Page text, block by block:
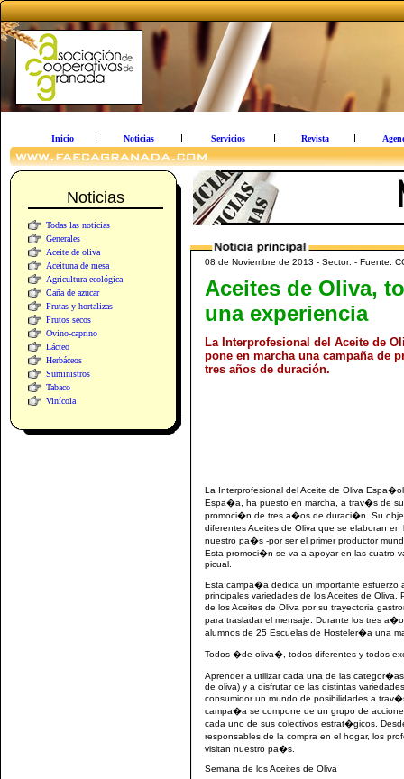
Inicio Noticias Servicios Revista
Noticias
Todas las noticias
Generales
Aceite de oliva
Aceituna de mesa
Agricultura ecológica
Caña de azúcar
Frutas y hortalizas
Frutos secos
Ovino-caprino
Lácteo
Herbáceos
Suministros
Tabaco
Vinícola
08 de Noviembre de 2013 - Sector: - Fuente:
Aceites de Oliva,
una experiencia
La Interprofesional del Aceite de
pone en marcha una campaña de
tres años de duración.
La Interprofesional del Aceite de Oliva
Espa�a, ha puesto en marcha, a trav�s de
promoci�n de tres a�os de duraci�n. Su
diferentes Aceites de Oliva que se elaboran
nuestro pa�s -por ser el primer productor
Esta promoci�n se va a apoyar en las cuatro
picual.
Esta campa�a dedica un importante esfuerzo
principales variedades de los Aceites de
de los Aceites de Oliva por su trayectoria
para trasladar el mensaje. Durante los tres
alumnos de 25 Escuelas de Hosteler�a una
Todos �de oliva�, todos diferentes y todos
Aprender a utilizar cada una de las
de oliva) y a disfrutar de las distintas
consumidor un mundo de posibilidades a
campa�a se compone de un grupo de
cada uno de sus colectivos estrat�gicos.
responsables de la compra en el hogar, los
visitan nuestro pa�s.
Semana de los Aceites de Oliva